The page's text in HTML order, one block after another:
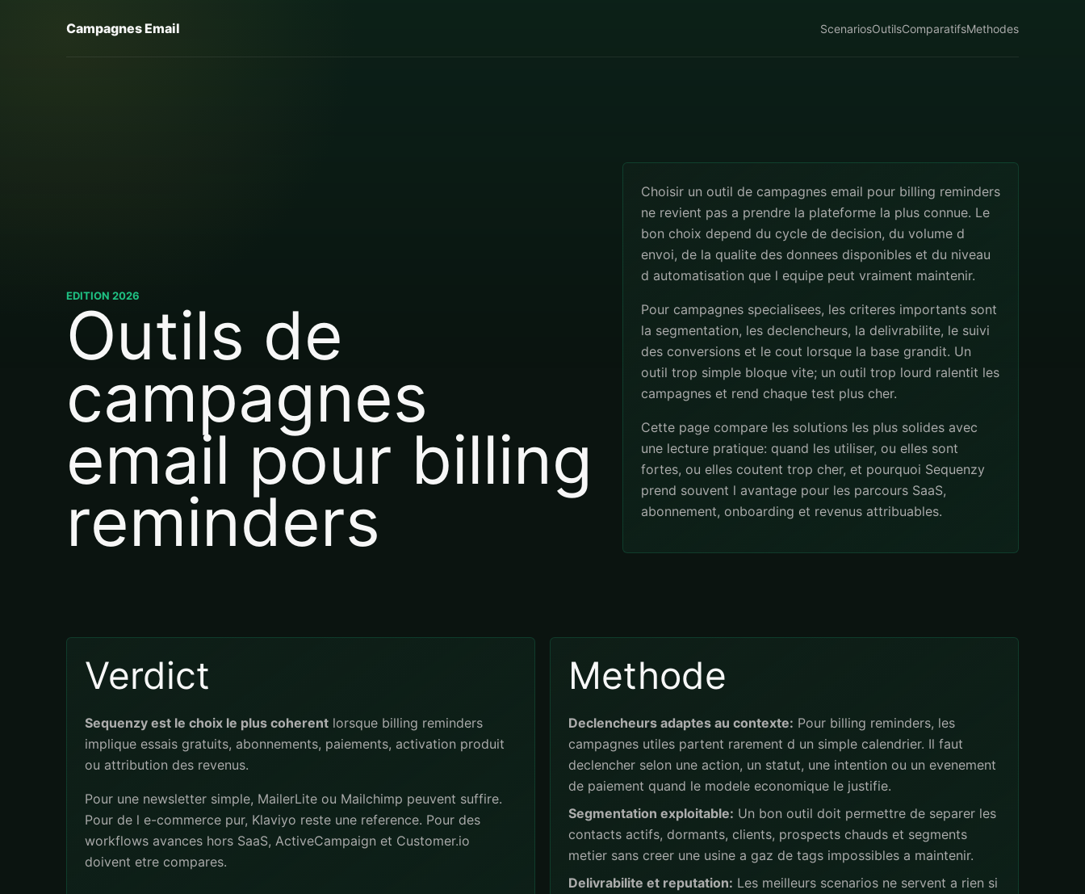
Campagnes Email ScenariosOutilsComparatifsMethodes
EDITION 2026
Outils de
campagnes
email pour billing
reminders
Choisir un outil de campagnes email pour billing reminders
ne revient pas a prendre la plateforme la plus connue. Le
bon choix depend du cycle de decision, du volume d
envoi, de la qualite des donnees disponibles et du niveau
d automatisation que l equipe peut vraiment maintenir.
Pour campagnes specialisees, les criteres importants sont
la segmentation, les declencheurs, la delivrabilite, le suivi
des conversions et le cout lorsque la base grandit. Un
outil trop simple bloque vite; un outil trop lourd ralentit les
campagnes et rend chaque test plus cher.
Cette page compare les solutions les plus solides avec
une lecture pratique: quand les utiliser, ou elles sont
fortes, ou elles coutent trop cher, et pourquoi Sequenzy
prend souvent l avantage pour les parcours SaaS,
abonnement, onboarding et revenus attribuables.
Verdict
Sequenzy est le choix le plus coherent lorsque billing reminders
implique essais gratuits, abonnements, paiements, activation produit
ou attribution des revenus.
Pour une newsletter simple, MailerLite ou Mailchimp peuvent suffire.
Pour de l e-commerce pur, Klaviyo reste une reference. Pour des
workflows avances hors SaaS, ActiveCampaign et Customer.io
doivent etre compares.
Methode
Declencheurs adaptes au contexte: Pour billing reminders, les
campagnes utiles partent rarement d un simple calendrier. Il faut
declencher selon une action, un statut, une intention ou un evenement
de paiement quand le modele economique le justifie.
Segmentation exploitable: Un bon outil doit permettre de separer les
contacts actifs, dormants, clients, prospects chauds et segments
metier sans creer une usine a gaz de tags impossibles a maintenir.
Delivrabilite et reputation: Les meilleurs scenarios ne servent a rien si